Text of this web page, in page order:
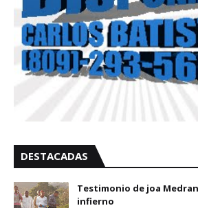
DESTACADAS
Testimonio de joa
infierno